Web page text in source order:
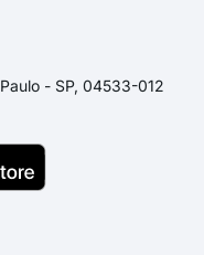
- SP, 04533-012